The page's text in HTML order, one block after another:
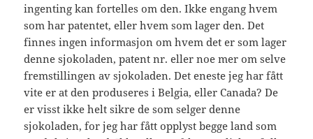
ingenting kan fortelles om den. Ikke engang hvem
som har patentet, eller hvem som lager den. Det
finnes ingen informasjon om hvem det er som lager
denne sjokoladen, patent nr. eller noe mer om selve
fremstillingen av sjokoladen. Det eneste jeg har fått
vite er at den produseres i Belgia, eller Canada? De
er visst ikke helt sikre de som selger denne
sjokoladen, for jeg har fått opplyst begge land som